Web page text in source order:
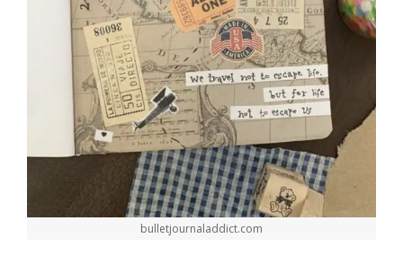
bulletjournaladdict.com